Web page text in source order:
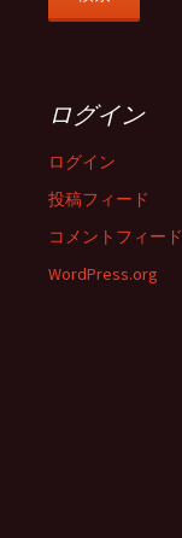
ログイン
ログイン
投稿フィード
コメントフィード
WordPress.org